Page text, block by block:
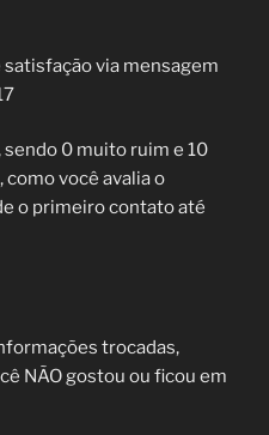
satisfação via mensagem
sendo 0 muito ruim e 10
você avalia o
o primeiro contato até
trocadas,
NÃO gostou ou ficou em